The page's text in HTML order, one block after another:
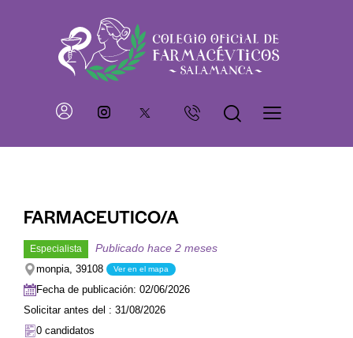
FARMACEUTICO/A
Especialista Publicado hace 2 meses
monpia, 39108 Ver en el mapa
Fecha de publicación: 02/06/2026
Solicitar antes del : 31/08/2026
0 candidatos